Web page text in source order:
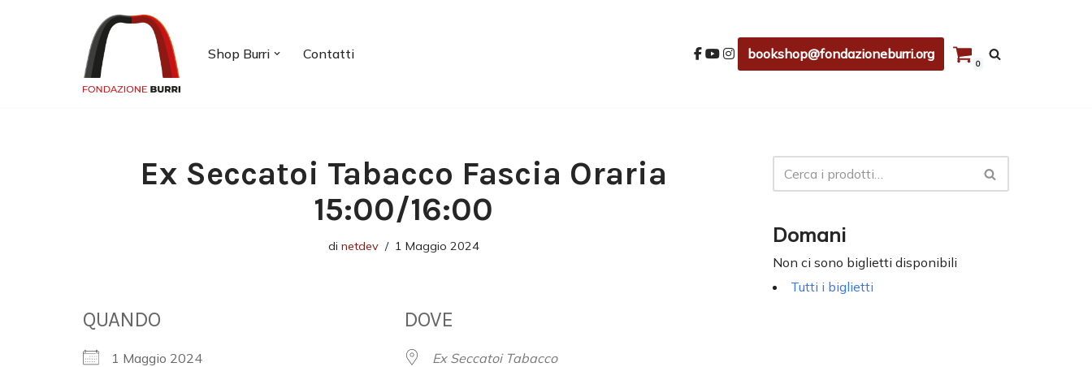
Shop Burri Contatti bookshop@fondazioneburri.org
0
Ex Seccatoi Tabacco Fascia Oraria
15:00/16:00
di netdev 1 Maggio 2024
QUANDO
1 Maggio 2024
DOVE
Ex Seccatoi Tabacco
Domani
Non ci sono biglietti disponibili
Tutti i biglietti